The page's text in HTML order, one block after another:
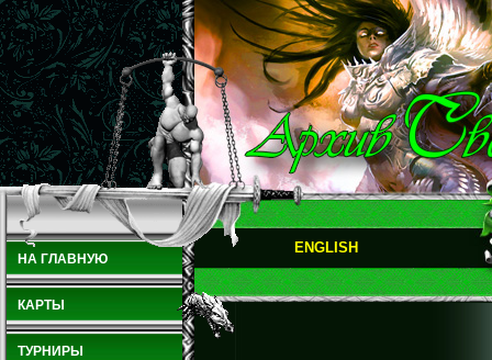
НА ГЛАВНУЮ
КАРТЫ
ТУРНИРЫ
ENGLISH